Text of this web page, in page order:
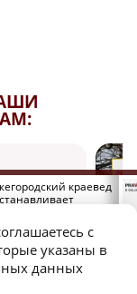
лишнего
краевед
с
указаны в
данных